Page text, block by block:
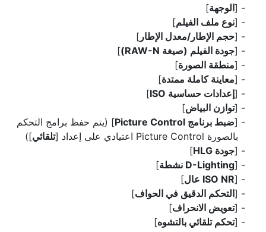
[الوجهة]
[نوع ملف الفيلم]
[حجم الإطار/معدل الإطار ]
[جودة الفيلم (صيغة RAW-N)
]
[منطقة الصورة]
[معاينة كاملة ممتدة]
[إعدادات حساسية ISO
]
[توازن البياض]
[ضبط برنامج Picture Control
] (يتم حفظ برامج التحكم
بالصورة Picture Control اعتيادي على إعداد [
تلقائي])
[جودة HLG
]
[D-Lighting نشطة
]
[ISO NR عال
]
[التحكم الدقيق في الحواف]
[تعويض الانحراف]
[تحكم تلقائي بالتشوه]